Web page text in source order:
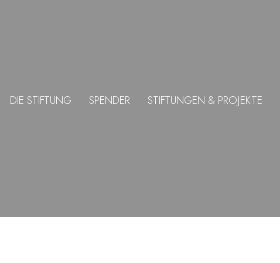
DIE STIFTUNG SPENDER STIFTUNGEN & PROJEKTE